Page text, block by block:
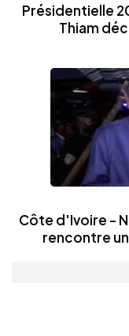
Présidentielle
Thiam
Côte d'Ivoire -
rencontre